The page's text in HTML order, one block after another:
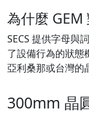
為什麼 GEM
SECS 提供字母與
了設備行為的狀態
亞利桑那或台灣的
300mm 晶